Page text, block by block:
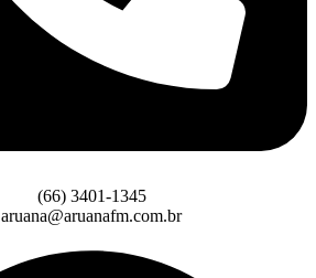
(66) 3401-1345
aruana@aruanafm.com.br